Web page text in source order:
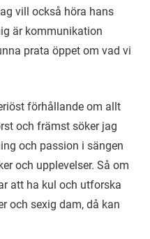
vill också höra hans
är kommunikation
prata öppet om vad vi
förhållande om allt
och främst söker jag
och passion i sängen
och upplevelser. Så om
att ha kul och utforska
och sexig dam, då kan